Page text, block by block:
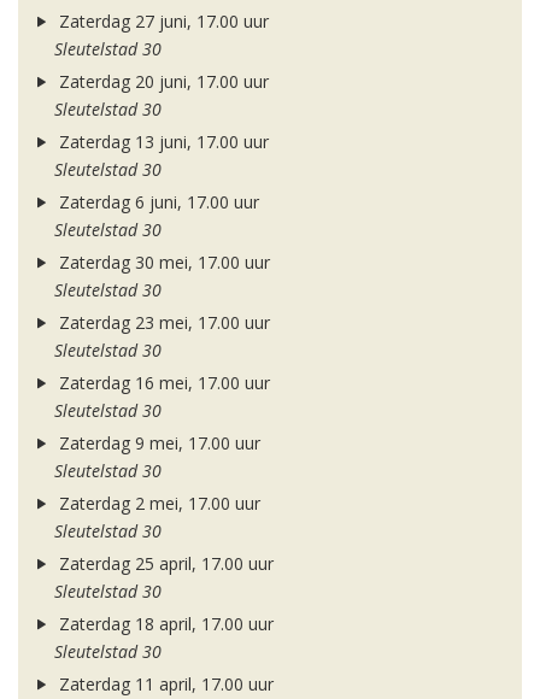
Zaterdag 27 juni, 17.00 uur
Sleutelstad 30
Zaterdag 20 juni, 17.00 uur
Sleutelstad 30
Zaterdag 13 juni, 17.00 uur
Sleutelstad 30
Zaterdag 6 juni, 17.00 uur
Sleutelstad 30
Zaterdag 30 mei, 17.00 uur
Sleutelstad 30
Zaterdag 23 mei, 17.00 uur
Sleutelstad 30
Zaterdag 16 mei, 17.00 uur
Sleutelstad 30
Zaterdag 9 mei, 17.00 uur
Sleutelstad 30
Zaterdag 2 mei, 17.00 uur
Sleutelstad 30
Zaterdag 25 april, 17.00 uur
Sleutelstad 30
Zaterdag 18 april, 17.00 uur
Sleutelstad 30
Zaterdag 11 april, 17.00 uur